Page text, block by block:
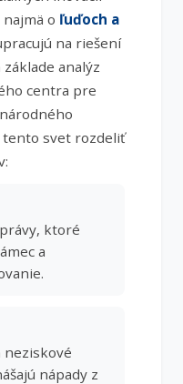
o ľuďoch a
na riešení
analýz
centra pre
svet rozdeliť
ktoré
a
neziskové
nápady z